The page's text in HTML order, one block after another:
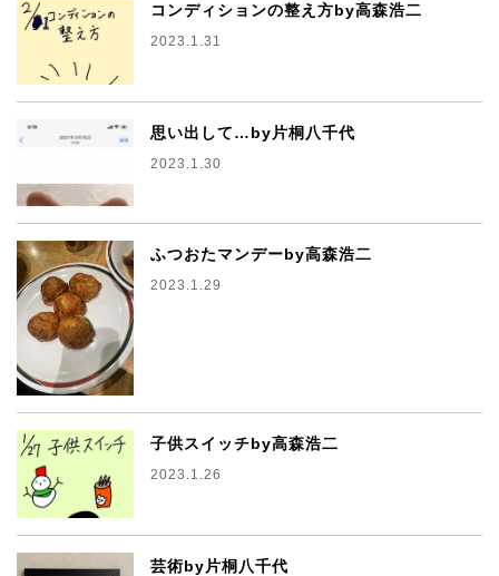
コンディションの整え方by高森浩二
2023.1.31
思い出して…by片桐八千代
2023.1.30
ふつおたマンデーby高森浩二
2023.1.29
子供スイッチby高森浩二
2023.1.26
芸術by片桐八千代